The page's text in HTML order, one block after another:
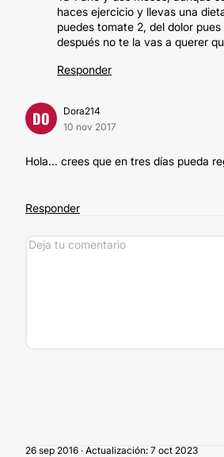
haces ejercicio y llevas una
puedes tomate 2, del dolor
después no te la vas a querer
Responder
DO
Dora214
10 nov 2017
Hola... crees que en tres días pueda
Responder
26 sep 2016 · Actualización: 7 oct 2023